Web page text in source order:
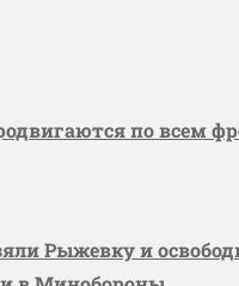
по всем
Рыжевку и